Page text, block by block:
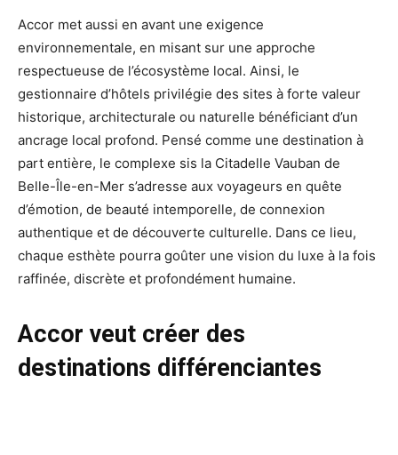
Accor met aussi en avant une exigence
environnementale, en misant sur une approche
respectueuse de l’écosystème local. Ainsi, le
gestionnaire d’hôtels privilégie des sites à forte valeur
historique, architecturale ou naturelle bénéficiant d’un
ancrage local profond. Pensé comme une destination à
part entière, le complexe sis la Citadelle Vauban de
Belle-Île-en-Mer s’adresse aux voyageurs en quête
d’émotion, de beauté intemporelle, de connexion
authentique et de découverte culturelle. Dans ce lieu,
chaque esthète pourra goûter une vision du luxe à la fois
raffinée, discrète et profondément humaine.
Accor veut créer des
destinations différenciantes